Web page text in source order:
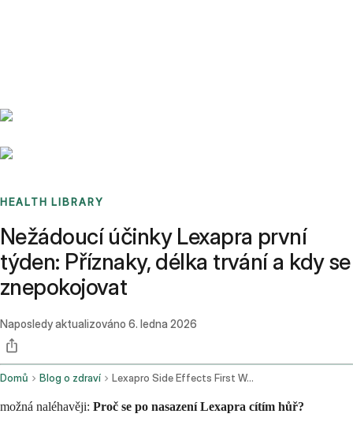
HEALTH LIBRARY
Nežádoucí účinky Lexapra první
týden: Příznaky, délka trvání a kdy se
znepokojovat
Naposledy aktualizováno 6. ledna 2026
Domů Blog o zdraví Lexapro Side Effects First Week
možná naléhavěji: Proč se po nasazení Lexapra cítím hůř?